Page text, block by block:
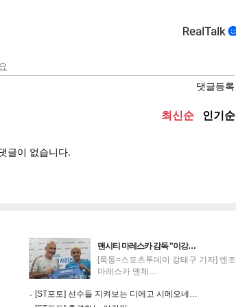
인쇄 목록
맨시티 마레스카 감독 "이강…
[목동=스포츠투데이 강태구 기자] 엔조
마레스카 맨체…
[ST포토] 선수들 지켜보는 디에고 시메오네…